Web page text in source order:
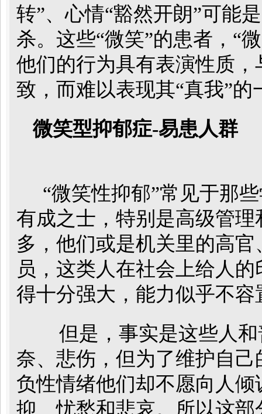
转”、心情“豁然开朗”可能
杀。这些“微笑”的患者，“
他们的行为具有表演性质
致，而难以表现其“真我”的
微笑型抑郁症-易患人群
“微笑性抑郁”常见于那
有成之士，特别是高级管
多，他们或是机关里的高
员，这类人在社会上给人
得十分强大，能力似乎不容
但是，事实是这些人和
奈、悲伤，但为了维护自己
负性情绪他们却不愿向人
抑、忧愁和悲哀。所以这